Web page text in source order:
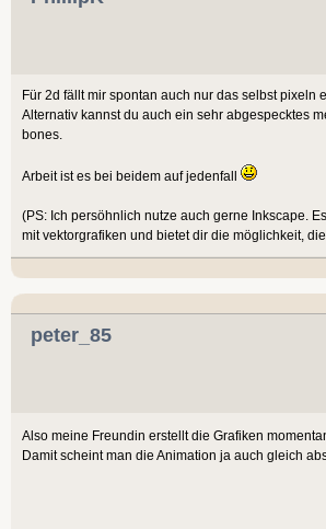
Für 2d fällt mir spontan auch nur das selbst pixeln
Alternativ kannst du auch ein sehr abgespecktes
bones.
Arbeit ist es bei beidem auf jedenfall
(PS: Ich persöhnlich nutze auch gerne Inkscape.
mit vektorgrafiken und bietet dir die möglichkeit,
peter_85
Also meine Freundin erstellt die Grafiken
Damit scheint man die Animation ja auch gleich